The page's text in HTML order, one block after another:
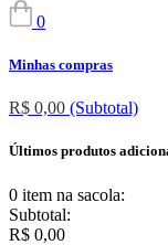
0
Minhas compras
R$ 0,00 (Subtotal)
Últimos produtos
0 item na sacola:
Subtotal:
R$ 0,00